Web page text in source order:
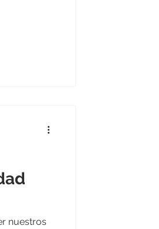
nuestros